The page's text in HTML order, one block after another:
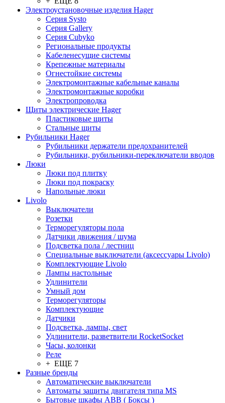
Электроустановочные изделия Hager
Серия Systo
Серия Gallery
Серия Cubyko
Региональные продукты
Кабеленесущие системы
Крепежные материалы
Огнестойкие системы
Электромонтажные кабельные каналы
Электромонтажные коробки
Электропроводка
Щиты электрические Hager
Пластиковые щиты
Стальные щиты
Рубильники Hager
Рубильники держатели предохранителей
Рубильники, рубильники-переключатели вводов
Люки
Люки под плитку
Люки под покраску
Напольные люки
Livolo
Выключатели
Розетки
Терморегуляторы пола
Датчики движения / шума
Подсветка пола / лестниц
Специальные выключатели (аксессуары Livolo)
Комплектующие Livolo
Лампы настольные
Удлинители
Умный дом
Терморегуляторы
Комплектующие
Датчики
Подсветка, лампы, свет
Удлинители, разветвители RocketSocket
Часы, колонки
Реле
+ ЕЩЕ 7
Разные бренды
Автоматические выключатели
Автоматы защиты двигателя типа MS
Бытовые шкафы ABB ( Боксы )